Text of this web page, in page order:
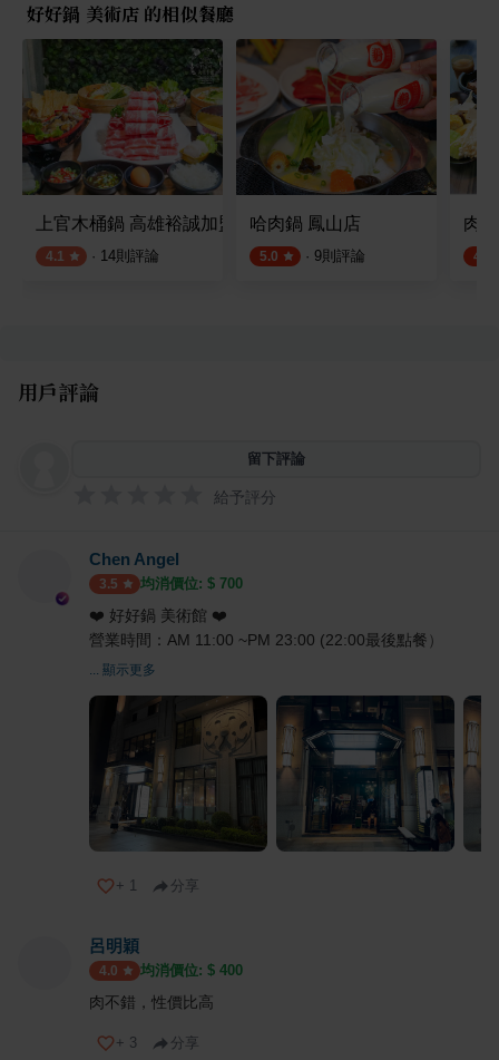
好好鍋 美術店 的相似餐廳
上官木桶鍋 高雄裕誠加盟店
4.1 · 14則評論
哈肉鍋 鳳山店
5.0 · 9則評論
肉
4.5
用戶評論
留下評論
給予評分
Chen Angel
3.5 均消價位: $ 700
❤️ 好好鍋 美術館 ❤️
營業時間：AM 11:00 ~PM 23:00 (22:00最後點餐）
... 顯示更多
+ 1 分享
呂明穎
4.0 均消價位: $ 400
肉不錯，性價比高
+ 3 分享